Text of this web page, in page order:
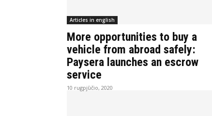
Articles in english
More opportunities to buy a
vehicle from abroad safely:
Paysera launches an escrow
service
10 rugpjūčio, 2020